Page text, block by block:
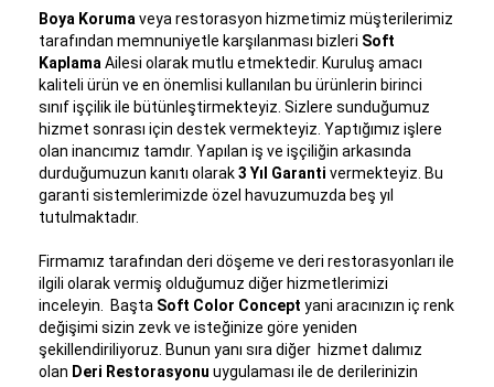
Boya Korumaveya restorasyon hizmetimiz müşterilerimiz
tarafından memnuniyetle karşılanması bizleri Soft
KaplamaAilesi olarak mutlu etmektedir. Kuruluş amacı
kaliteli ürün ve en önemlisi kullanılan bu ürünlerin birinci
sınıf işçilik ile bütünleştirmekteyiz. Sizlere sunduğumuz
hizmet sonrası için destek vermekteyiz. Yaptığımız işlere
olan inancımız tamdır. Yapılan iş ve işçiliğin arkasında
durduğumuzun kanıtı olarak3 Yıl Garanti vermekteyiz. Bu
garanti sistemlerimizde özel havuzumuzda beş yıl
tutulmaktadır.
Firmamız tarafından deri döşeme ve deri restorasyonları ile
ilgili olarak vermiş olduğumuz diğer hizmetlerimizi
inceleyin. Başta Soft Color Concept yani aracınızın iç renk
değişimi sizin zevk ve isteğinize göre yeniden
şekillendiriliyoruz. Bunun yanı sıra diğer hizmet dalımız
olan Deri Restorasyonu uygulaması ile de derilerinizin